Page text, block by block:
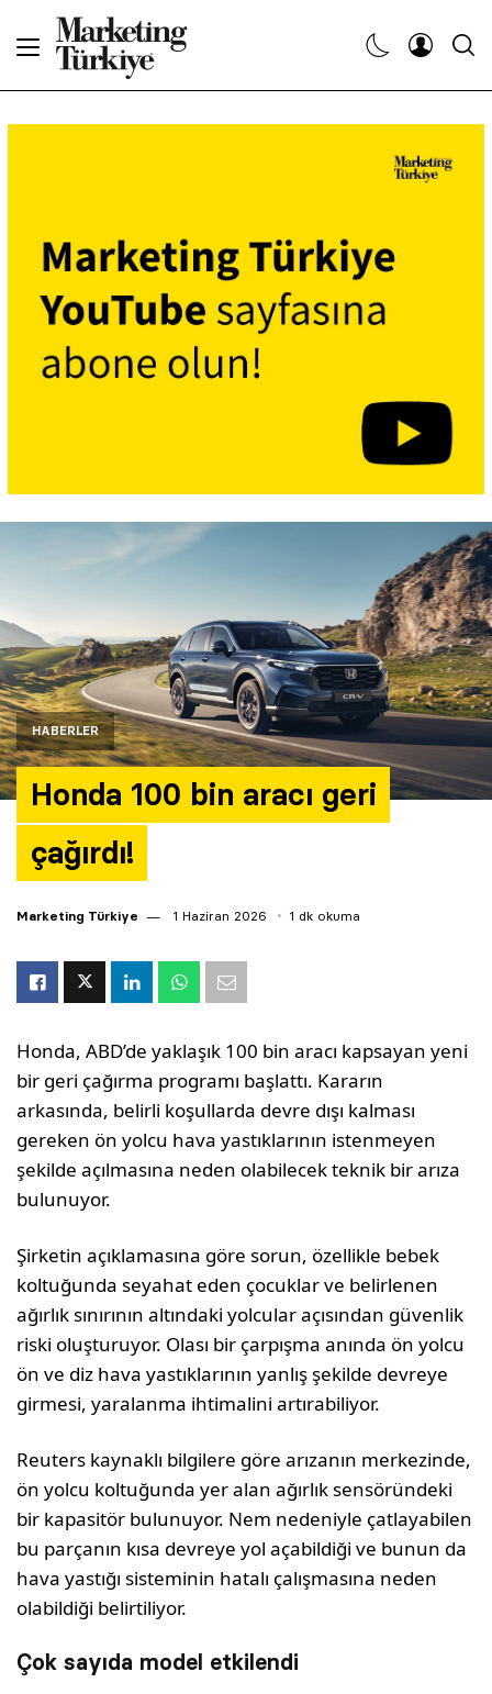
HABERLER
Honda 100 bin aracı geri
çağırdı!
Marketing Türkiye 1 Haziran 2026 1 dk okuma
Honda, ABD’de yaklaşık 100 bin aracı kapsayan yeni
bir geri çağırma programı başlattı. Kararın
arkasında, belirli koşullarda devre dışı kalması
gereken ön yolcu hava yastıklarının istenmeyen
şekilde açılmasına neden olabilecek teknik bir arıza
bulunuyor.
Şirketin açıklamasına göre sorun, özellikle bebek
koltuğunda seyahat eden çocuklar ve belirlenen
ağırlık sınırının altındaki yolcular açısından güvenlik
riski oluşturuyor. Olası bir çarpışma anında ön yolcu
ön ve diz hava yastıklarının yanlış şekilde devreye
girmesi, yaralanma ihtimalini artırabiliyor.
Reuters kaynaklı bilgilere göre arızanın merkezinde,
ön yolcu koltuğunda yer alan ağırlık sensöründeki
bir kapasitör bulunuyor. Nem nedeniyle çatlayabilen
bu parçanın kısa devreye yol açabildiği ve bunun da
hava yastığı sisteminin hatalı çalışmasına neden
olabildiği belirtiliyor.
Çok sayıda model etkilendi
Dergiler
Etkinlikler